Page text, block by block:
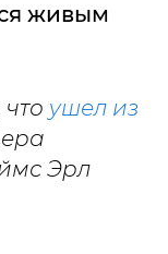
живым
ушел из
Эрл